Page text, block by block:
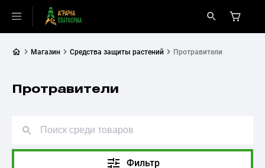
Магазин Средства защиты растений Протравители
Протравители
Фильтр